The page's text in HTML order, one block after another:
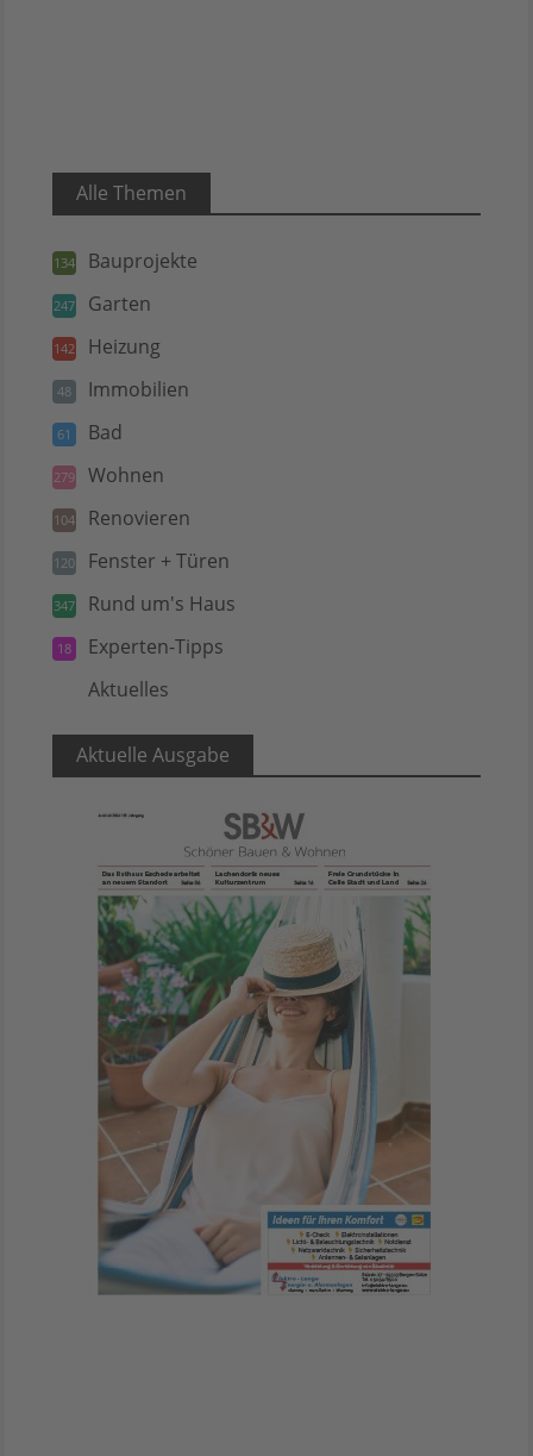
Alle Themen
134 Bauprojekte
247 Garten
142 Heizung
48 Immobilien
61 Bad
279 Wohnen
104 Renovieren
120 Fenster + Türen
347 Rund um's Haus
18 Experten-Tipps
Aktuelles
Aktuelle Ausgabe